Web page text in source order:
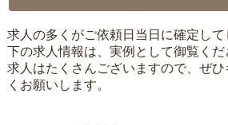
求人の多くがご依頼日当日に確定し
下の求人情報は、実例として御覧くだ
求人はたくさんございますので、ぜ
くお願いします。